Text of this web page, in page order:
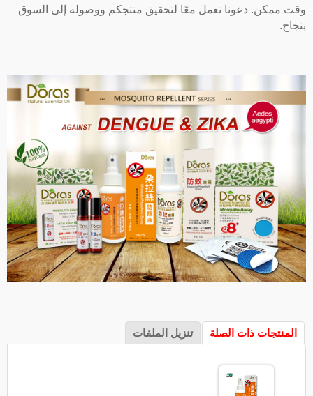
وقت ممكن. دعونا نعمل معًا لتحقيق منتجكم ووصوله إلى السوق
بنجاح.
المنتجات ذات الصلة تنزيل الملفات